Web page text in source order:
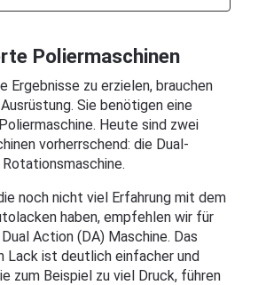
Poliermaschinen
Ergebnisse zu erzielen, brauchen
Sie benötigen eine
Heute sind zwei
vorherrschend: die Dual-
noch nicht viel Erfahrung mit dem
haben, empfehlen wir für
Action (DA) Maschine. Das
Lack ist deutlich einfacher und
zum Beispiel zu viel Druck, führen